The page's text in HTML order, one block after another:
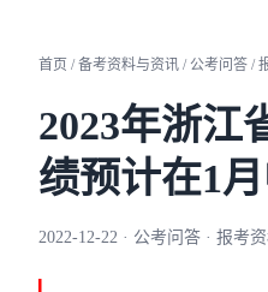
首页 / 备考资料与资讯 / 公考问答 /
2023年浙江
绩预计在1
2022-12-22 · 公考问答 · 报考